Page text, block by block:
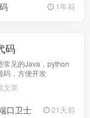
1年前
码
常见的Java，python
码，方便开发
文章
口卫士 21天前